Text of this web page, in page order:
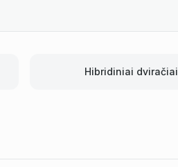
Hibridiniai dviračiai